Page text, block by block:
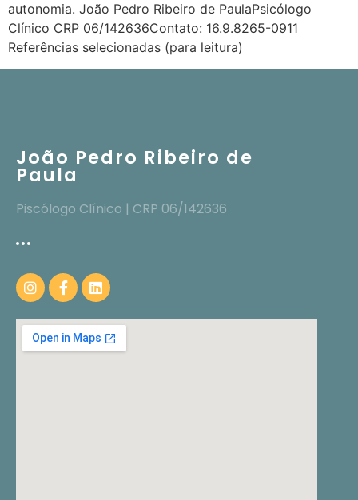
autonomia. João Pedro Ribeiro de PaulaPsicólogo
Clínico CRP 06/142636Contato: 16.9.8265-0911
Referências selecionadas (para leitura)
João Pedro Ribeiro de
Paula
Piscólogo Clínico | CRP 06/142636